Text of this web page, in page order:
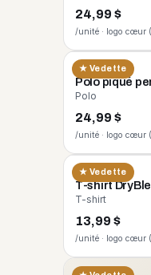
24,99 $
/unité · logo cœur
★ Vedette
CORE 365
Polo piqué
Polo
24,99 $
/unité · logo cœur
★ Vedette
GILDAN
T-shirt
T-shirt
13,99 $
/unité · logo cœur